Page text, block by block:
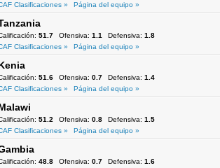
Clasificaciones »
Página del equipo »
51.7 Ofensiva: 1.1 Defensiva: 1.8
Clasificaciones »
Página del equipo »
51.6 Ofensiva: 0.7 Defensiva: 1.4
Clasificaciones »
Página del equipo »
51.2 Ofensiva: 0.8 Defensiva: 1.5
Clasificaciones »
Página del equipo »
48.8 Ofensiva: 0.7 Defensiva: 1.6